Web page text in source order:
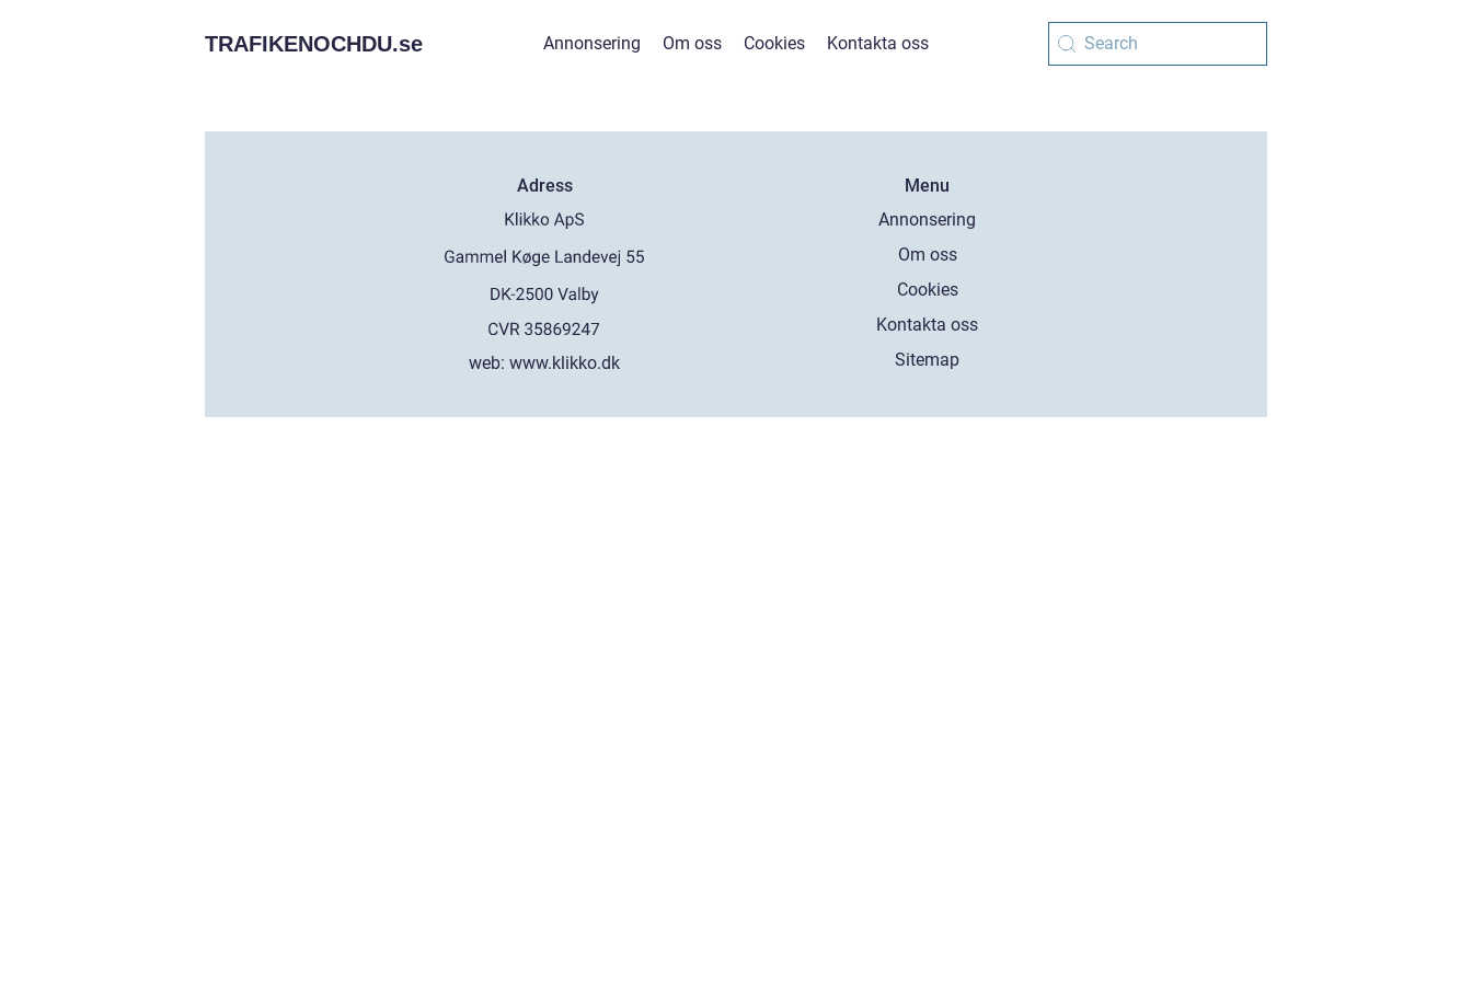
TRAFIKENOCHDU.se Annonsering Om oss Cookies Kontakta oss
Adress
web:www.klikko.dk
Menu
Annonsering
Om oss
Cookies
Kontakta oss
Sitemap